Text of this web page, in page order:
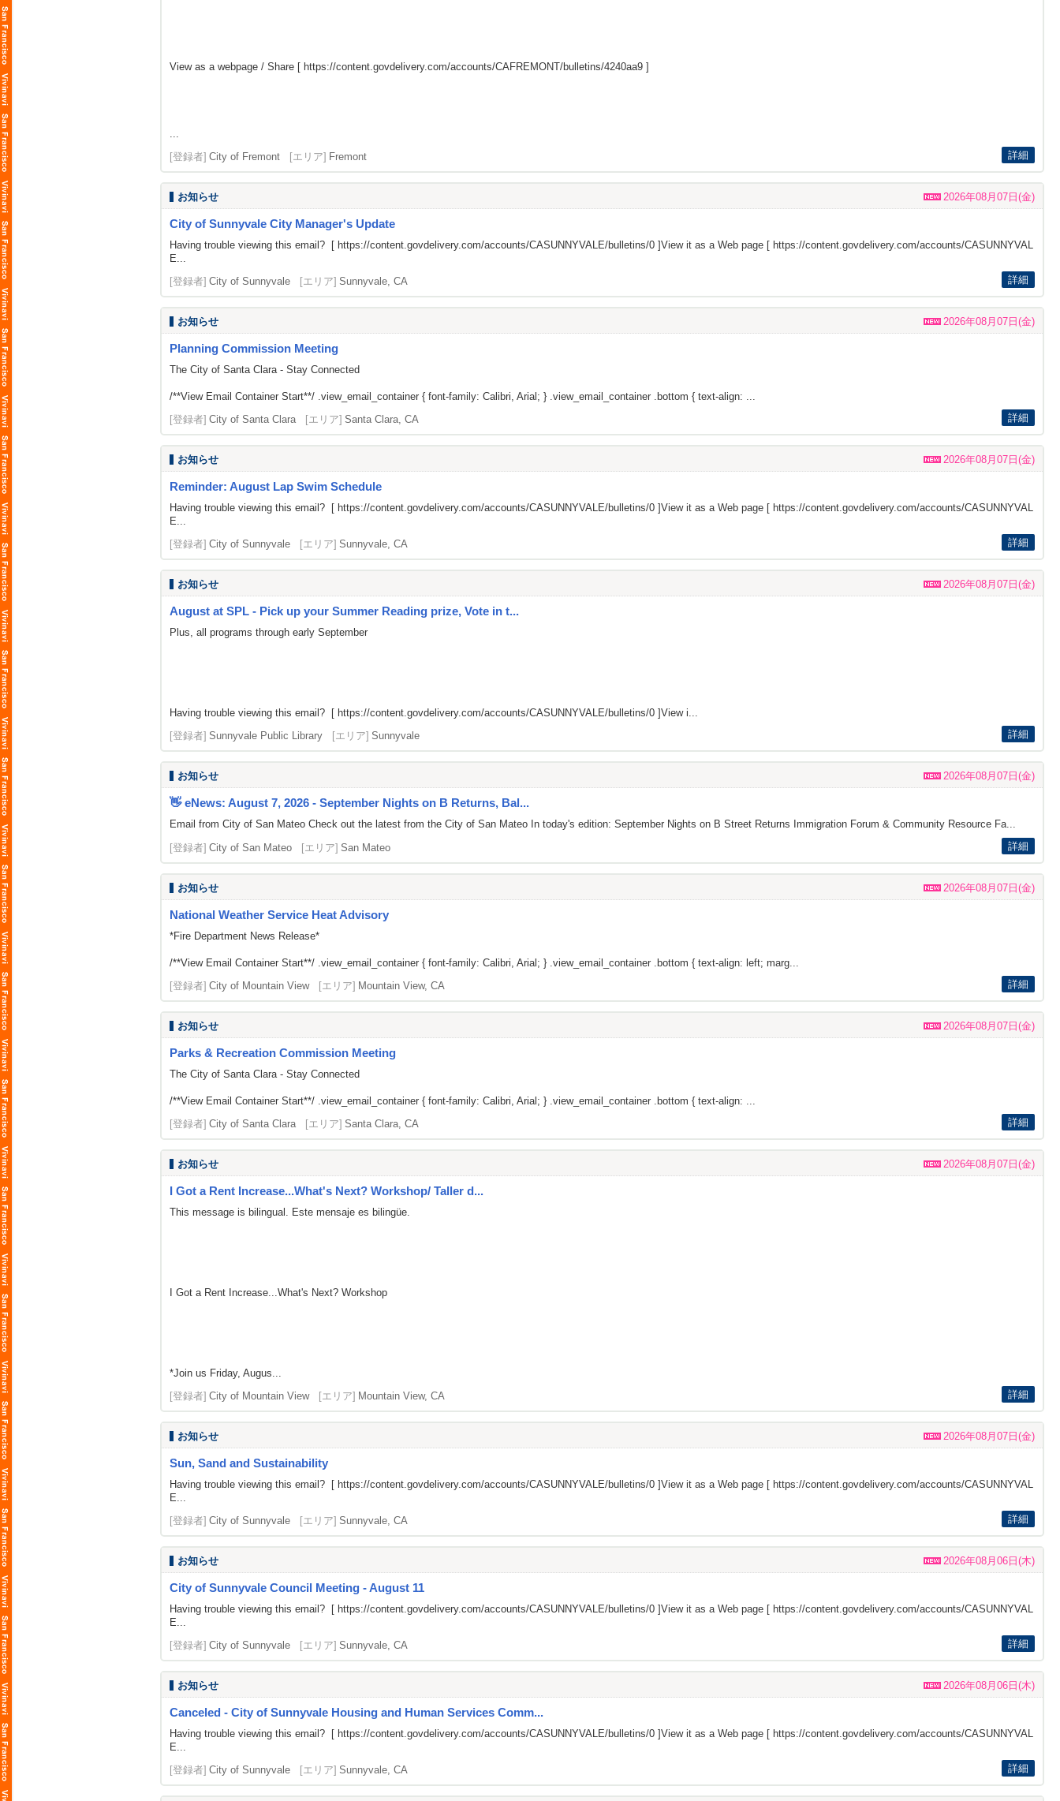
View as a webpage / Share [ https://content.govdelivery.com/accounts/CAFREMONT/bulletins/4240aa9 ]
...
[登録者] City of Fremont [エリア] Fremont 詳細
お知らせ 2026年08月07日(金)
City of Sunnyvale City Manager's Update
Having trouble viewing this email? [ https://content.govdelivery.com/accounts/CASUNNYVALE/bulletins/0 ]View it as a Web page [ https://content.govdelivery.com/accounts/CASUNNYVAL
E...
[登録者] City of Sunnyvale [エリア] Sunnyvale, CA 詳細
お知らせ 2026年08月07日(金)
Planning Commission Meeting
The City of Santa Clara - Stay Connected
/**View Email Container Start**/ .view_email_container { font-family: Calibri, Arial; } .view_email_container .bottom { text-align: ...
[登録者] City of Santa Clara [エリア] Santa Clara, CA 詳細
お知らせ 2026年08月07日(金)
Reminder: August Lap Swim Schedule
Having trouble viewing this email? [ https://content.govdelivery.com/accounts/CASUNNYVALE/bulletins/0 ]View it as a Web page [ https://content.govdelivery.com/accounts/CASUNNYVAL
E...
[登録者] City of Sunnyvale [エリア] Sunnyvale, CA 詳細
お知らせ 2026年08月07日(金)
August at SPL - Pick up your Summer Reading prize, Vote in t...
Plus, all programs through early September
Having trouble viewing this email? [ https://content.govdelivery.com/accounts/CASUNNYVALE/bulletins/0 ]View i...
[登録者] Sunnyvale Public Library [エリア] Sunnyvale 詳細
お知らせ 2026年08月07日(金)
👋 eNews: August 7, 2026 - September Nights on B Returns, Bal...
Email from City of San Mateo Check out the latest from the City of San Mateo In today's edition: September Nights on B Street Returns Immigration Forum & Community Resource Fa...
[登録者] City of San Mateo [エリア] San Mateo 詳細
お知らせ 2026年08月07日(金)
National Weather Service Heat Advisory
*Fire Department News Release*
/**View Email Container Start**/ .view_email_container { font-family: Calibri, Arial; } .view_email_container .bottom { text-align: left; marg...
[登録者] City of Mountain View [エリア] Mountain View, CA 詳細
お知らせ 2026年08月07日(金)
Parks & Recreation Commission Meeting
The City of Santa Clara - Stay Connected
/**View Email Container Start**/ .view_email_container { font-family: Calibri, Arial; } .view_email_container .bottom { text-align: ...
[登録者] City of Santa Clara [エリア] Santa Clara, CA 詳細
お知らせ 2026年08月07日(金)
I Got a Rent Increase...What's Next? Workshop/ Taller d...
This message is bilingual. Este mensaje es bilingüe.
I Got a Rent Increase...What's Next? Workshop
*Join us Friday, Augus...
[登録者] City of Mountain View [エリア] Mountain View, CA 詳細
お知らせ 2026年08月07日(金)
Sun, Sand and Sustainability
Having trouble viewing this email? [ https://content.govdelivery.com/accounts/CASUNNYVALE/bulletins/0 ]View it as a Web page [ https://content.govdelivery.com/accounts/CASUNNYVAL
E...
[登録者] City of Sunnyvale [エリア] Sunnyvale, CA 詳細
お知らせ 2026年08月06日(木)
City of Sunnyvale Council Meeting - August 11
Having trouble viewing this email? [ https://content.govdelivery.com/accounts/CASUNNYVALE/bulletins/0 ]View it as a Web page [ https://content.govdelivery.com/accounts/CASUNNYVAL
E...
[登録者] City of Sunnyvale [エリア] Sunnyvale, CA 詳細
お知らせ 2026年08月06日(木)
Canceled - City of Sunnyvale Housing and Human Services Comm...
Having trouble viewing this email? [ https://content.govdelivery.com/accounts/CASUNNYVALE/bulletins/0 ]View it as a Web page [ https://content.govdelivery.com/accounts/CASUNNYVAL
E...
[登録者] City of Sunnyvale [エリア] Sunnyvale, CA 詳細